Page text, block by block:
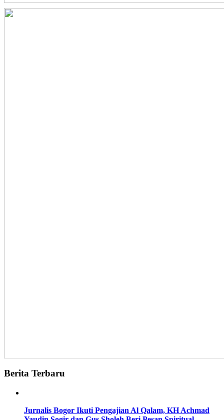
Berita Terbaru
Jurnalis Bogor Ikuti Pengajian Al Qalam, KH Achmad